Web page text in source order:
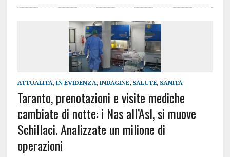
ATTUALITÀ, IN EVIDENZA, INDAGINE, SALUTE, SANITÀ
Taranto, prenotazioni e visite mediche
cambiate di notte: i Nas all’Asl, si muove
Schillaci. Analizzate un milione di
operazioni